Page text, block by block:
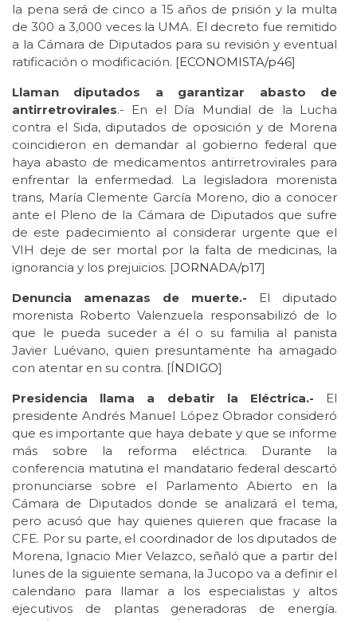
la pena será de cinco a 15 años de prisión y la multa
de 300 a 3,000 veces la UMA. El decreto fue remitido
a la Cámara de Diputados para su revisión y eventual
ratificación o modificación. [ECONOMISTA/p46]
Llaman diputados a garantizar abasto de
antirretrovirales.- En el Día Mundial de la Lucha
contra el Sida, diputados de oposición y de Morena
coincidieron en demandar al gobierno federal que
haya abasto de medicamentos antirretrovirales para
enfrentar la enfermedad. La legisladora morenista
trans, María Clemente García Moreno, dio a conocer
ante el Pleno de la Cámara de Diputados que sufre
de este padecimiento al considerar urgente que el
VIH deje de ser mortal por la falta de medicinas, la
ignorancia y los prejuicios. [JORNADA/p17]
Denuncia amenazas de muerte.- El diputado
morenista Roberto Valenzuela responsabilizó de lo
que le pueda suceder a él o su familia al panista
Javier Luévano, quien presuntamente ha amagado
con atentar en su contra. [ÍNDIGO]
Presidencia llama a debatir la Eléctrica.- El
presidente Andrés Manuel López Obrador consideró
que es importante que haya debate y que se informe
más sobre la reforma eléctrica. Durante la
conferencia matutina el mandatario federal descartó
pronunciarse sobre el Parlamento Abierto en la
Cámara de Diputados donde se analizará el tema,
pero acusó que hay quienes quieren que fracase la
CFE. Por su parte, el coordinador de los diputados de
Morena, Ignacio Mier Velazco, señaló que a partir del
lunes de la siguiente semana, la Jucopo va a definir el
calendario para llamar a los especialistas y altos
ejecutivos de plantas generadoras de energía.